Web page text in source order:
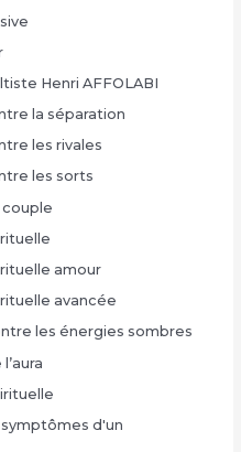
Henri AFFOLABI
la séparation
les rivales
les sorts
amour
avancée
les énergies sombres
d'un